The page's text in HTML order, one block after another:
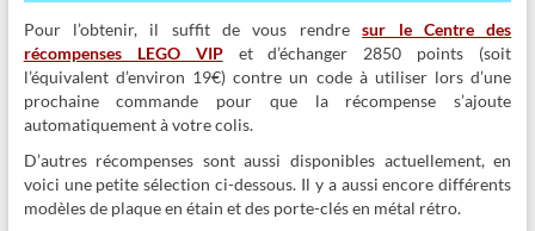
Pour l’obtenir, il suffit de vous rendresur le Centre des
récompenses LEGO VIPet d’échanger 2850 points (soit
l’équivalent d’environ 19€) contre un code à utiliser lors d’une
prochaine commande pour que la récompense s’ajoute
automatiquement à votre colis.
D’autres récompenses sont aussi disponibles actuellement, en
voici une petite sélection ci-dessous. Il y a aussi encore différents
modèles de plaque en étain et des porte-clés en métal rétro.